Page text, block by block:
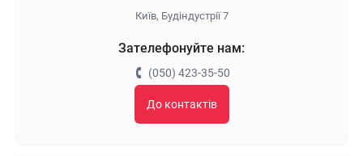
Київ, Будіндустрії 7
Зателефонуйте нам:
(050) 423-35-50
До контактів